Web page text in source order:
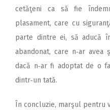
cetăţeni ca să fie
plasament, care cu
parte dintre ei, să aducă
abandonat, care n‑ar
dacă n‑ar fi adoptat de o
dintr‑un tată.
În concluzie, marşul pentru